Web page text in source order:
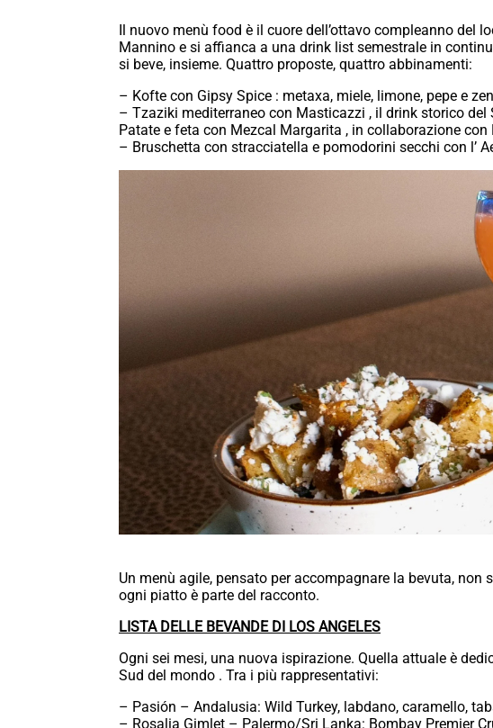
Il nuovo menù food è il cuore dell’ottavo compleanno del
Mannino e si affianca a una drink list semestrale in
si beve, insieme. Quattro proposte, quattro abbinamenti:
– Kofte con Gipsy Spice : metaxa, miele, limone, pepe e
– Tzaziki mediterraneo con Masticazzi , il drink storico del
Patate e feta con Mezcal Margarita , in collaborazione
– Bruschetta con stracciatella e pomodorini secchi con l’
Un menù agile, pensato per accompagnare la bevuta, non
ogni piatto è parte del racconto.
LISTA DELLE BEVANDE DI LOS ANGELES
Ogni sei mesi, una nuova ispirazione. Quella attuale è
Sud del mondo . Tra i più rappresentativi:
– Pasión – Andalusia: Wild Turkey, labdano, caramello,
– Rosalia Gimlet – Palermo/Sri Lanka: Bombay Premier